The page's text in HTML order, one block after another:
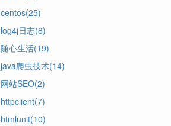
centos(25)
log4j日志(8)
随心生活(19)
java爬虫技术(14)
网站SEO(2)
httpclient(7)
htmlunit(10)